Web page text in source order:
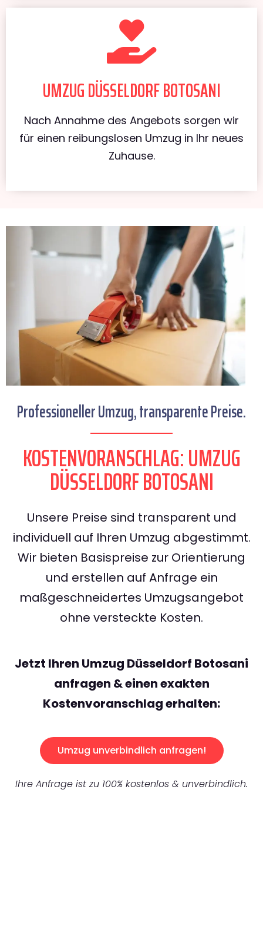
UMZUG DÜSSELDORF BOTOSANI
Nach Annahme des Angebots sorgen wir
für einen reibungslosen Umzug in Ihr neues
Zuhause.
Professioneller Umzug, transparente Preise.
KOSTENVORANSCHLAG: UMZUG
DÜSSELDORF BOTOSANI
Unsere Preise sind transparent und
individuell auf Ihren Umzug abgestimmt.
Wir bieten Basispreise zur Orientierung
und erstellen auf Anfrage ein
maßgeschneidertes Umzugsangebot
ohne versteckte Kosten.
Jetzt Ihren Umzug Düsseldorf Botosani
anfragen & einen exakten
Kostenvoranschlag erhalten:
Umzug unverbindlich anfragen!
Ihre Anfrage ist zu 100% kostenlos & unverbindlich.